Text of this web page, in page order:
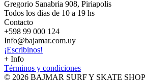
Gregorio Sanabria 908, Piriapolis
Todos los dias de 10 a 19 hs
Contacto
+598 99 000 124
Info@bajamar.com.uy
¡Escribinos!
+ Info
Términos y condiciones
© 2026 BAJMAR SURF Y SKATE SHOP